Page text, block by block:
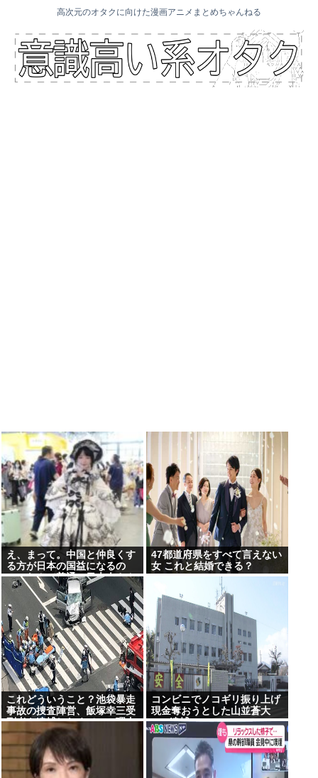
高次元のオタクに向けた漫画アニメまとめちゃんねる
え、まって。中国と仲良くす
る方が日本の国益になるの
に、なんで普通の日本人さん
は中国にずっとケンカを売っ
てるの
47都道府県をすべて言えない
女 これと結婚できる？
これどういうこと？池袋暴走
事故の捜査陣営、飯塚幸三受
刑者を逮捕しなくていい理由
を考えるために1000ページも
の法解釈書を読んでた模様…
自民議員からも圧力
コンビニでノコギリ振り上げ
現金奪おうとした山並蒼大
(21)逮捕